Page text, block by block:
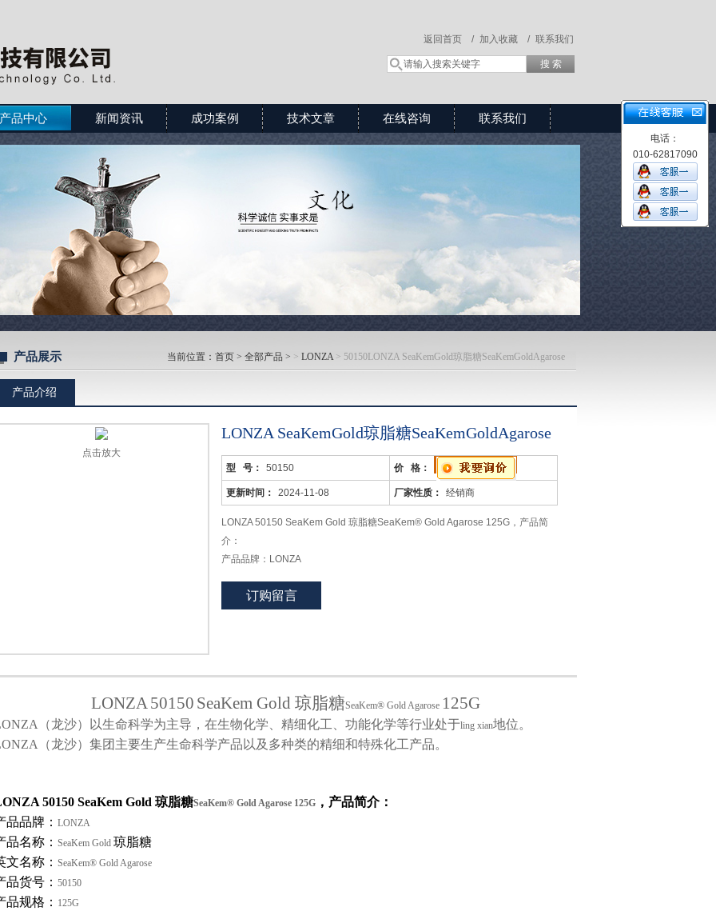
联系我们
加入收藏 /
返回首页 /
品中心 新闻资讯 成功案例 技术文章 在线咨询 联系我们
产品展示 当前位置： 首页 > 全部产品 > > LONZA> 50150LONZA SeaKemGold琼脂糖SeaKemGoldAgarose
产品介绍
点击放大
LONZA SeaKemGold琼脂糖SeaKemGoldAgarose
型 号： 50150 价 格：
更新时间： 2024-11-08 厂家性质： 经销商
LONZA 50150 SeaKem Gold 琼脂糖SeaKem® Gold Agarose 125G，产品简
介：
产品品牌：LONZA
英文名称：SeaKem® Gold Agarose
订购留言
LONZA50150 SeaKem Gold 琼脂糖SeaKem® Gold Agarose 125G
（龙沙）以生命科学为主导，在生物化学、精细化工、功能化学等行业处于ling xian地位。
（龙沙）集团主要生产生命科学产品以及多种类的精细和特殊化工产品。
50150 SeaKem Gold 琼脂糖SeaKem® Gold Agarose 125G ，产品简介：
品品牌： LONZA
品名称： SeaKem Gold 琼脂糖
文名称： SeaKem® Gold Agarose
品货号： 50150
品规格： 125G
电话：
010-62817090